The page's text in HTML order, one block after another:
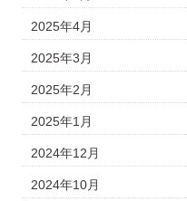
2025年4月
2025年3月
2025年2月
2025年1月
2024年12月
2024年10月